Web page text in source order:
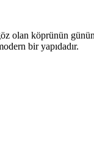
köprünün
bir yapıdadır.